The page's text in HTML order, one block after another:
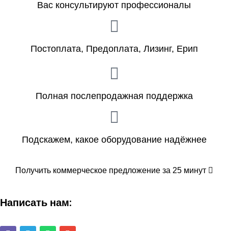
Вас консультируют профессионалы
Постоплата, Предоплата, Лизинг, Ерип
Полная послепродажная поддержка
Подскажем, какое оборудование надёжнее
Получить коммерческое предложение за 25 минут
Написать нам: